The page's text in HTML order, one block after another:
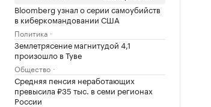
Bloomberg узнал о серии самоубийств
в киберкомандовании США
Политика
Землетрясение магнитудой 4,1
произошло в Туве
Общество
Средняя пенсия неработающих
превысила ₽35 тыс. в семи регионах
России